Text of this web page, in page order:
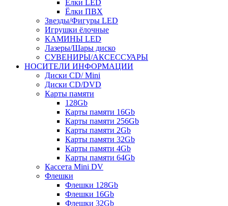
Ёлки LED
Ёлки ПВХ
Звезды/Фигуры LED
Игрушки ёлочные
КАМИНЫ LED
Лазеры/Шары диско
СУВЕНИРЫ/АКСЕССУАРЫ
НОСИТЕЛИ ИНФОРМАЦИИ
Диски CD/ Mini
Диски CD/DVD
Карты памяти
128Gb
Карты памяти 16Gb
Карты памяти 256Gb
Карты памяти 2Gb
Карты памяти 32Gb
Карты памяти 4Gb
Карты памяти 64Gb
Кассета Mini DV
Флешки
Флешки 128Gb
Флешки 16Gb
Флешки 32Gb